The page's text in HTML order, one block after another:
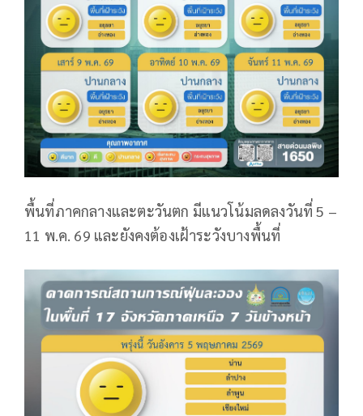
พื้นที่ภาคกลางและตะวันตก มีแนวโน้มลดลงวันที่ 5 –
11 พ.ค. 69 และยังคงต้องเฝ้าระวังบางพื้นที่